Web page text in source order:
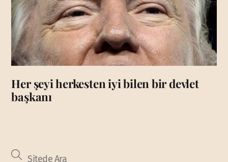
Her şeyi herkesten iyi bilen bir devlet
başkanı